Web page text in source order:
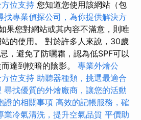
位支持 您知道您使用該網站（包
找專業偵探公司，為你提供解決方
果您對網站或其內容不滿意，則唯
的使用。 對於許多人來說，30歲
，避免了防曬霜，認為低SPF可以
達到較暗的陰影。 專業外燴公
位支持 助聽器種類，挑選最適合
尋找優質的外燴廠商，讓您的活動
證的相關事項 高效的記帳服務，確
業冷氣清洗，提升空氣品質 平價助